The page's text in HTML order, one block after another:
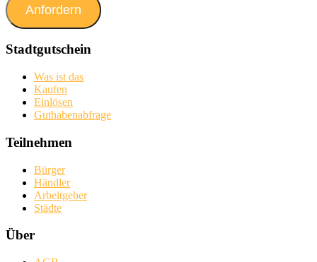
Stadtgutschein
Was ist das
Kaufen
Einlösen
Guthabenabfrage
Teilnehmen
Bürger
Händler
Arbeitgeber
Städte
Über